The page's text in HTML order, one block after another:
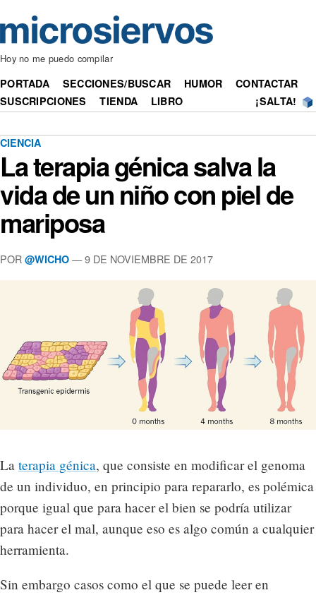
Hoy no me puedo compilar
PORTADA SECCIONES/BUSCAR HUMOR
CONTACTAR
SUSCRIPCIONES
TIENDA LIBRO ¡SALTA!
CIENCIA
La terapia génica salva la
vida de un niño con piel de
mariposa
POR @WICHO — 9 DE NOVIEMBRE DE 2017
La terapia génica, que consiste en modificar el genoma
de un individuo, en principio para repararlo, es polémica
porque igual que para hacer el bien se podría utilizar
para hacer el mal, aunque eso es algo común a cualquier
herramienta.
Sin embargo casos como el que se puede leer en